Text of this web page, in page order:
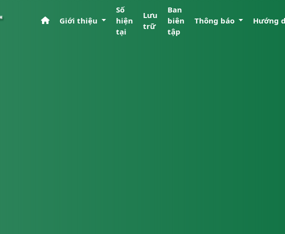
Giới thiệu
Số
hiện
tại
Lưu
trữ
Ban
biên
tập
Thông báo Hướng